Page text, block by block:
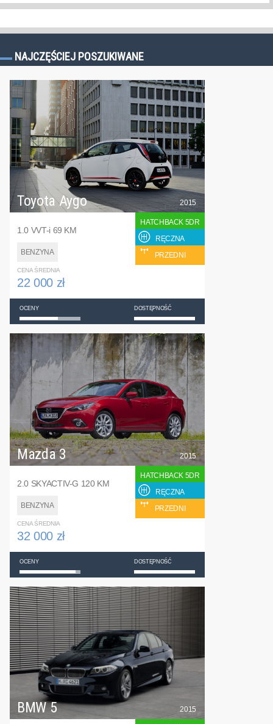
NAJCZĘŚCIEJ POSZUKIWANE
Toyota Aygo
1.0 VVT-i 69 KM
BENZYNA
2015
HATCHBACK 5DR
RĘCZNA
PRZEDNI
CENA ŚREDNIA
22 000 zł
OCENY DOSTĘPNOŚĆ
Mazda 3
2.0 SKYACTIV-G 120 KM
BENZYNA
2015
HATCHBACK 5DR
RĘCZNA
PRZEDNI
CENA ŚREDNIA
32 000 zł
OCENY DOSTĘPNOŚĆ
BMW 5 2015